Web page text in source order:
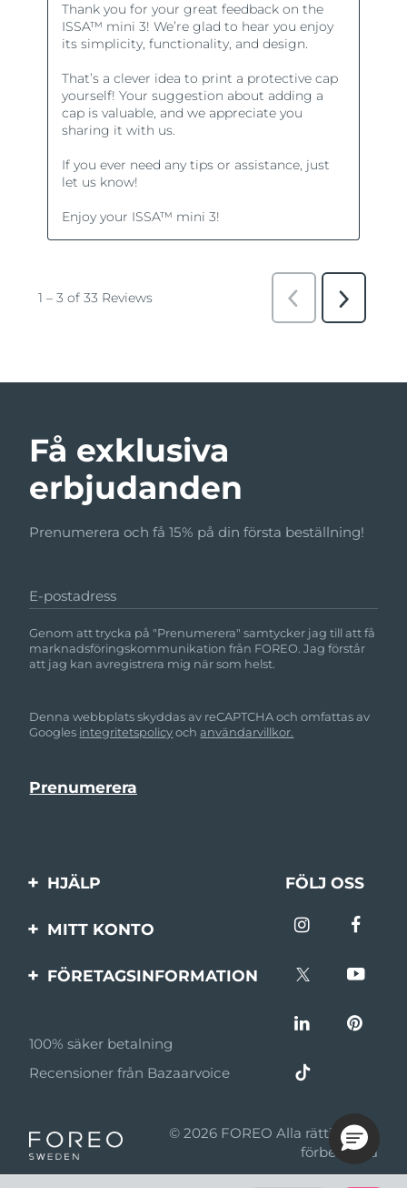
Få exklusiva
erbjudanden
Prenumerera och få 15% på din första beställning!
E-postadress
Genom att trycka på "Prenumerera" samtycker jag till att få
marknadsföringskommunikation från FOREO. Jag förstår
att jag kan avregistrera mig när som helst.
Denna webbplats skyddas av reCAPTCHA och omfattas av
Googles integritetspolicyochanvändarvillkor.
HJÄLP
Kontakta oss
FÖLJ OSS
MITT KONTO
Produktregistrering
FÖRETAGSINFORMATION
Affiliateprogram
Affiliate-nyheter
Återförsäljare
100% säker betalning
Recensioner från Bazaarvoice
© 2026 FOREO Alla rättigheter
förbehållna